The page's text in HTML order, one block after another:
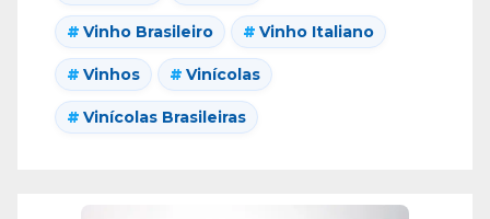
Vinho Brasileiro Vinho Italiano
Vinhos Vinícolas
Vinícolas Brasileiras